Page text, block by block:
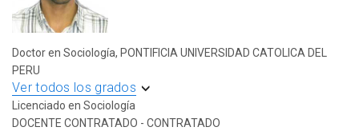
Doctor en Sociología, PONTIFICIA UNIVERSIDAD CATOLICA DEL
PERU
Ver todos los grados
Licenciado en Sociología
DOCENTE CONTRATADO - CONTRATADO